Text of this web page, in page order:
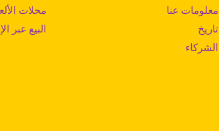
معلومات عنا
تاريخ
الشركاء
محلات
البيع عبر